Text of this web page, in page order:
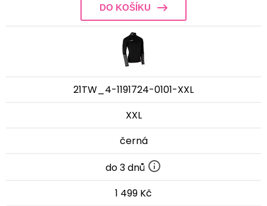
DO KOŠÍKU
21TW_4-1191724-0101-XXL
XXL
černá
do 3 dnů
1 499 Kč